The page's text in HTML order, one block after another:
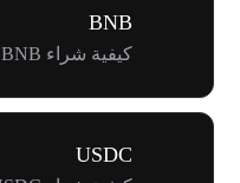
BNB
كيفية شراء BNB
USDC